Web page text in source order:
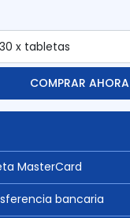
COMPRAR AHORA
MasterCard
bancaria